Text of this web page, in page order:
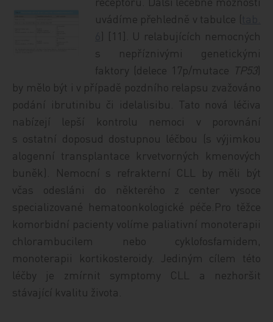
uvádíme přehledně v tabulce (
) [11]. U relabujících nemocných
s nepříznivými genetickými
faktory (delece 17p/mutace TP53)
by mělo být i v případě pozdního relapsu zvažováno
podání ibrutinibu či idelalisibu. Tato nová léčiva
nabízejí lepší kontrolu nemoci v porovnání
s ostatní doposud dostupnou léčbou (s výjimkou
alogenní transplantace krvetvorných kmenových
buněk). Nemocní s refrakterní CLL by měli být
včas odesláni do některého z center vysoce
specializované hematoonkologické péče.Pro těžce
komorbidní pacienty volíme paliativní monoterapii
chlorambucilem nebo cyklofosfamidem,
monoterapii kortikosteroidy. Jediným cílem této
léčby je zmírnit symptomy CLL a nezhoršit
stávající kvalitu života.